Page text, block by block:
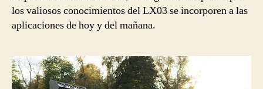
los valiosos conocimientos del LX03 se incorporen a las
aplicaciones de hoy y del mañana.